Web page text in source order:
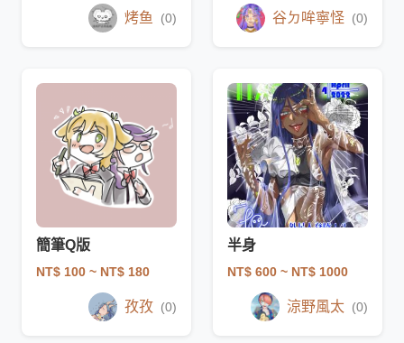
烤鱼 (0) 谷ㄉ哞寧怪 (0)
簡筆Q版
NT$ 100 ~ NT$ 180
孜孜 (0)
半身
NT$ 600 ~ NT$ 1000
涼野風太 (0)